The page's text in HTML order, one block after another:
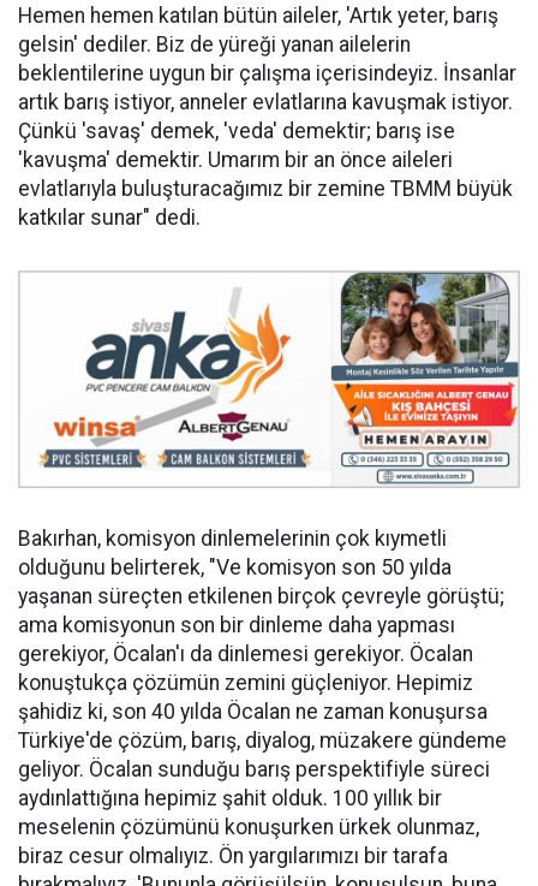
Hemen hemen katılan bütün aileler, 'Artık yeter, barış
gelsin' dediler. Biz de yüreği yanan ailelerin
beklentilerine uygun bir çalışma içerisindeyiz. İnsanlar
artık barış istiyor, anneler evlatlarına kavuşmak istiyor.
Çünkü 'savaş' demek, 'veda' demektir; barış ise
'kavuşma' demektir. Umarım bir an önce aileleri
evlatlarıyla buluşturacağımız bir zemine TBMM büyük
katkılar sunar" dedi.
Bakırhan, komisyon dinlemelerinin çok kıymetli
olduğunu belirterek, "Ve komisyon son 50 yılda
yaşanan süreçten etkilenen birçok çevreyle görüştü;
ama komisyonun son bir dinleme daha yapması
gerekiyor, Öcalan'ı da dinlemesi gerekiyor. Öcalan
konuştukça çözümün zemini güçleniyor. Hepimiz
şahidiz ki, son 40 yılda Öcalan ne zaman konuşursa
Türkiye'de çözüm, barış, diyalog, müzakere gündeme
geliyor. Öcalan sunduğu barış perspektifiyle süreci
aydınlattığına hepimiz şahit olduk. 100 yıllık bir
meselenin çözümünü konuşurken ürkek olunmaz,
biraz cesur olmalıyız. Ön yargılarımızı bir tarafa